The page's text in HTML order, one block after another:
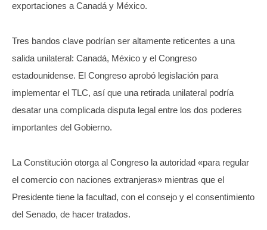
exportaciones a Canadá y México.
Tres bandos clave podrían ser altamente reticentes a una
salida unilateral: Canadá, México y el Congreso
estadounidense. El Congreso aprobó legislación para
implementar el TLC, así que una retirada unilateral podría
desatar una complicada disputa legal entre los dos poderes
importantes del Gobierno.
La Constitución otorga al Congreso la autoridad «para regular
el comercio con naciones extranjeras» mientras que el
Presidente tiene la facultad, con el consejo y el consentimiento
del Senado, de hacer tratados.